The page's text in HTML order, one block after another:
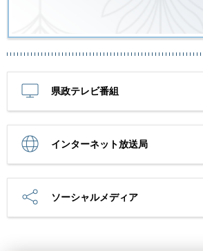
県政テレビ番組
インターネット放送局
ソーシャルメディア